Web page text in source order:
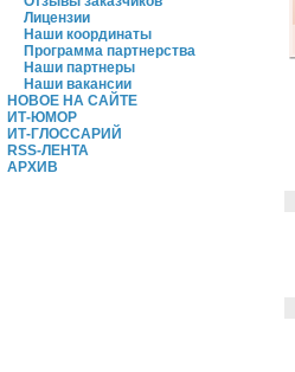
Лицензии
Наши координаты
Программа партнерства
Наши партнеры
Наши вакансии
НОВОЕ НА САЙТЕ
ИТ-ЮМОР
ИТ-ГЛОССАРИЙ
RSS-ЛЕНТА
АРХИВ